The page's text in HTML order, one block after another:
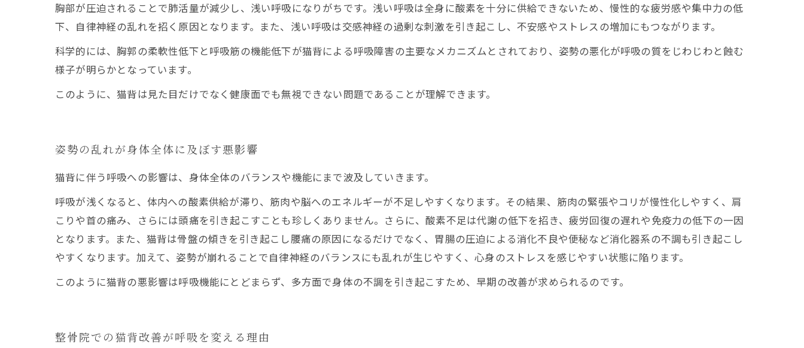
胸部が圧迫されることで肺活量が減少し、浅い呼吸になりがちです。浅い呼吸は全身に酸素を十分に供給できないため、慢性的な疲労感や集中力の低
下、自律神経の乱れを招く原因となります。また、浅い呼吸は交感神経の過剰な刺激を引き起こし、不安感やストレスの増加にもつながります。
科学的には、胸郭の柔軟性低下と呼吸筋の機能低下が猫背による呼吸障害の主要なメカニズムとされており、姿勢の悪化が呼吸の質をじわじわと蝕む
様子が明らかとなっています。
このように、猫背は見た目だけでなく健康面でも無視できない問題であることが理解できます。
姿勢の乱れが身体全体に及ぼす悪影響
猫背に伴う呼吸への影響は、身体全体のバランスや機能にまで波及していきます。
呼吸が浅くなると、体内への酸素供給が滞り、筋肉や脳へのエネルギーが不足しやすくなります。その結果、筋肉の緊張やコリが慢性化しやすく、肩
こりや首の痛み、さらには頭痛を引き起こすことも珍しくありません。さらに、酸素不足は代謝の低下を招き、疲労回復の遅れや免疫力の低下の一因
となります。また、猫背は骨盤の傾きを引き起こし腰痛の原因になるだけでなく、胃腸の圧迫による消化不良や便秘など消化器系の不調も引き起こし
やすくなります。加えて、姿勢が崩れることで自律神経のバランスにも乱れが生じやすく、心身のストレスを感じやすい状態に陥ります。
このように猫背の悪影響は呼吸機能にとどまらず、多方面で身体の不調を引き起こすため、早期の改善が求められるのです。
整骨院での猫背改善が呼吸を変える理由